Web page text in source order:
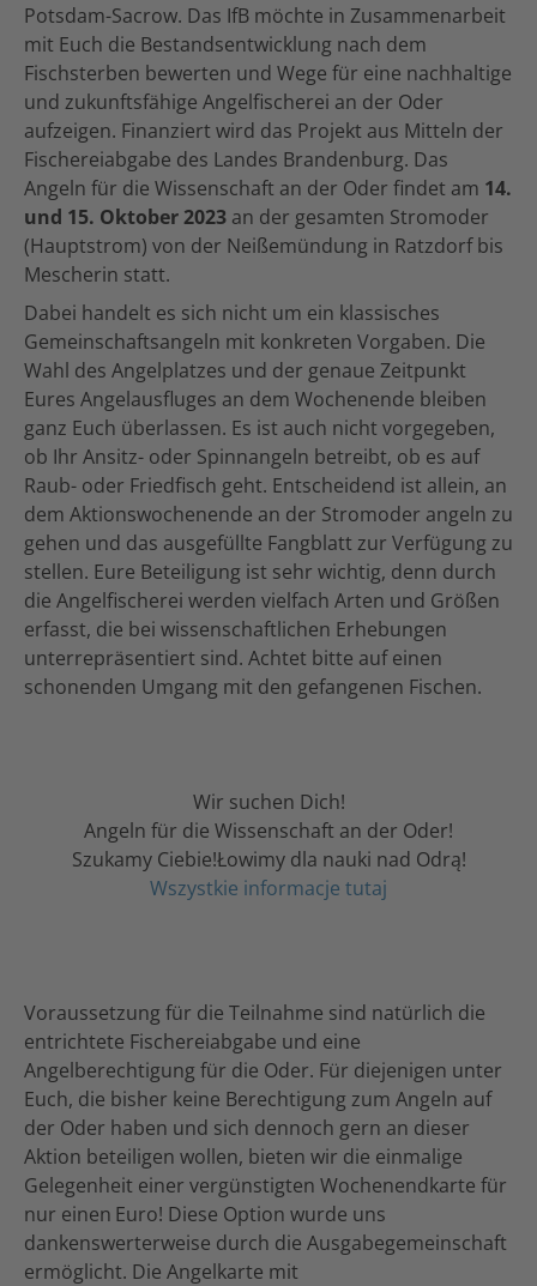
Potsdam-Sacrow. Das IfB möchte in Zusammenarbeit
mit Euch die Bestandsentwicklung nach dem
Fischsterben bewerten und Wege für eine nachhaltige
und zukunftsfähige Angelfischerei an der Oder
aufzeigen. Finanziert wird das Projekt aus Mitteln der
Fischereiabgabe des Landes Brandenburg. Das
Angeln für die Wissenschaft an der Oder findet am 14.
und 15. Oktober 2023 an der gesamten Stromoder
(Hauptstrom) von der Neißemündung in Ratzdorf bis
Mescherin statt.
Dabei handelt es sich nicht um ein klassisches
Gemeinschaftsangeln mit konkreten Vorgaben. Die
Wahl des Angelplatzes und der genaue Zeitpunkt
Eures Angelausfluges an dem Wochenende bleiben
ganz Euch überlassen. Es ist auch nicht vorgegeben,
ob Ihr Ansitz- oder Spinnangeln betreibt, ob es auf
Raub- oder Friedfisch geht. Entscheidend ist allein, an
dem Aktionswochenende an der Stromoder angeln zu
gehen und das ausgefüllte Fangblatt zur Verfügung zu
stellen. Eure Beteiligung ist sehr wichtig, denn durch
die Angelfischerei werden vielfach Arten und Größen
erfasst, die bei wissenschaftlichen Erhebungen
unterrepräsentiert sind. Achtet bitte auf einen
schonenden Umgang mit den gefangenen Fischen.
Wir suchen Dich!
Angeln für die Wissenschaft an der Oder!
Szukamy Ciebie!Łowimy dla nauki nad Odrą!
Wszystkie informacje tutaj
Voraussetzung für die Teilnahme sind natürlich die
entrichtete Fischereiabgabe und eine
Angelberechtigung für die Oder. Für diejenigen unter
Euch, die bisher keine Berechtigung zum Angeln auf
der Oder haben und sich dennoch gern an dieser
Aktion beteiligen wollen, bieten wir die einmalige
Gelegenheit einer vergünstigten Wochenendkarte für
nur einen Euro! Diese Option wurde uns
dankenswerterweise durch die Ausgabegemeinschaft
ermöglicht. Die Angelkarte mit